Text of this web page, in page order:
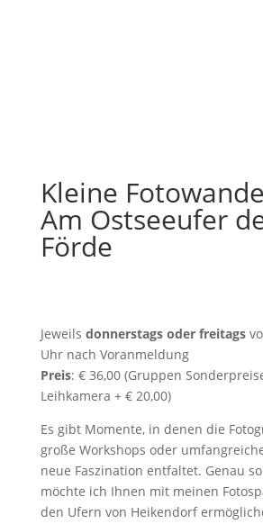
Kleine
Am Ostseeufer
Förde
Jeweils donnerstags oder freitags
Uhrnach Voranmeldung
Preis: € 36,00 (Gruppen
Leihkamera + € 20,00)
Es gibt Momente, in denen die
große Workshops oder
neue Faszination entfaltet. Genau
möchte ich Ihnen mit meinen
den Ufern von Heikendorf